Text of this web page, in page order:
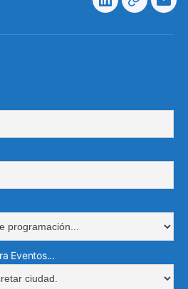
LinkedinTelegram
Eventos...